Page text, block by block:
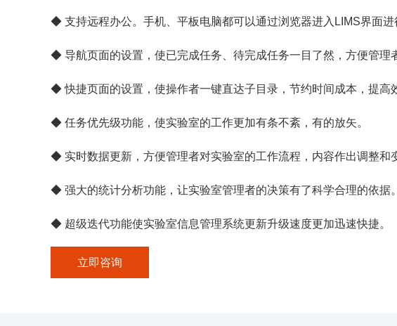
◆ 支持远程办公。手机、平板电脑都可以通过浏览器进入LIMS界面进
◆ 导航页面的设置，使已完成任务、待完成任务一目了然，方便管理
◆ 快捷页面的设置，使操作者一键直达子目录，节约时间成本，提高
◆ 任务优先级功能，使实验室的工作更加有条不紊，有的放矢。
◆ 实时数据更新，方便管理者对实验室的工作流程，内容作出调整和
◆ 强大的统计分析功能，让实验室管理者的决策有了科学合理的依据。
◆ 超级迭代功能使实验室信息管理系统更新升级速度更加迅速快捷。
立即咨询